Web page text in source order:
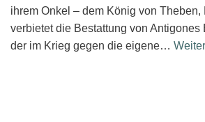
ihrem Onkel – dem König von Theben,
verbietet die Bestattung von Antigones
der im Krieg gegen die eigene…